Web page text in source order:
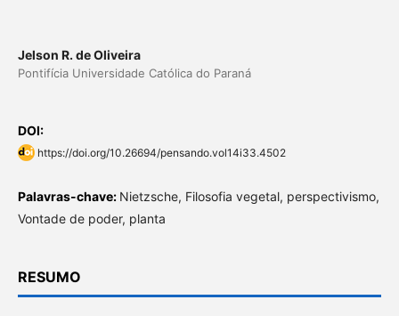
Jelson R. de Oliveira
Pontifícia Universidade Católica do Paraná
DOI:
https://doi.org/10.26694/pensando.vol14i33.4502
Palavras-chave: Nietzsche, Filosofia vegetal, perspectivismo,
Vontade de poder, planta
RESUMO